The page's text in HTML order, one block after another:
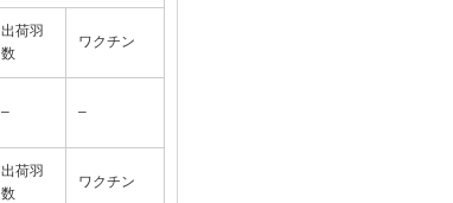
出荷羽
数
ワクチン
– –
出荷羽
数
ワクチン